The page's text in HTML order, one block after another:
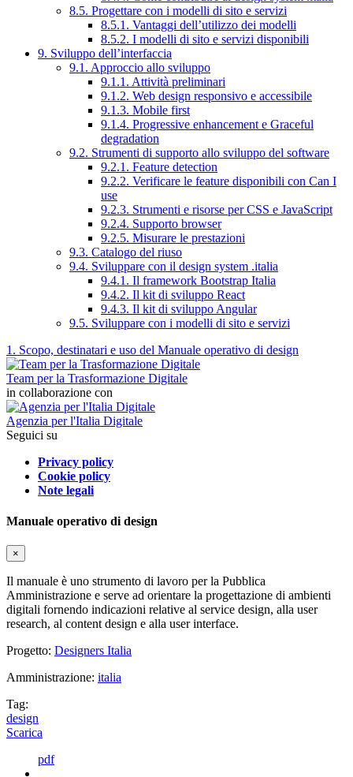
8.5. Progettare con i modelli di sito e servizi
8.5.1. Vantaggi dell’utilizzo dei modelli
8.5.2. I modelli di sito e servizi disponibili
9. Sviluppo dell’interfaccia
9.1. Approccio allo sviluppo
9.1.1. Attività preliminari
9.1.2. Web design responsivo e accessibile
9.1.3. Mobile first
9.1.4. Progressive enhancement e Graceful
degradation
9.2. Strumenti di supporto allo sviluppo del software
9.2.1. Feature detection
9.2.2. Verificare le feature disponibili con Can I
use
9.2.3. Strumenti e risorse per CSS e JavaScript
9.2.4. Supporto browser
9.2.5. Misurare le prestazioni
9.3. Catalogo del riuso
9.4. Sviluppare con il design system .italia
9.4.1. Il framework Bootstrap Italia
9.4.2. Il kit di sviluppo React
9.4.3. Il kit di sviluppo Angular
9.5. Sviluppare con i modelli di sito e servizi
1. Scopo, destinatari e uso del Manuale operativo di design
Team per la Trasformazione Digitale
in collaborazione con
Agenzia per l'Italia Digitale
Seguici su
Privacy policy
Cookie policy
Note legali
Manuale operativo di design
×
Il manuale è uno strumento di lavoro per la Pubblica
Amministrazione e serve ad orientare la progettazione di ambienti
digitali fornendo indicazioni relative al service design, alla user
research, al content design e alla user interface.
Progetto: Designers Italia
Amministrazione: italia
Tag:
design
Scarica
pdf